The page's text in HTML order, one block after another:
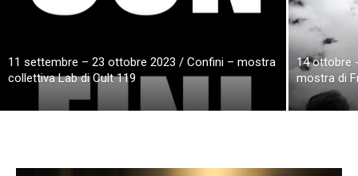
11 settembre – 23 ottobre 2023 / Confini – mostra
collettiva Lab di Cult 119
14 ottobre
mostra di